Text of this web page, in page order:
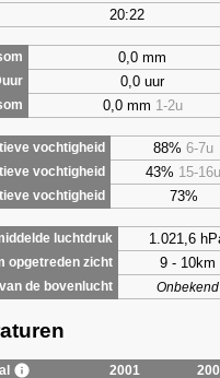
20:22
0,0 mm
0,0 uur
0,0 mm 1-2u
vochtigheid 88% 6-7u
vochtigheid 43% 15-16u
vochtigheid 73%
luchtdruk 1.021,6
opgetreden zicht 9 - 10km
de bovenlucht Onbekend
2001